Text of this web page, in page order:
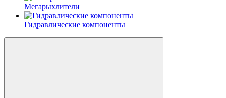
Мегарыхлители
Гидравлические компоненты